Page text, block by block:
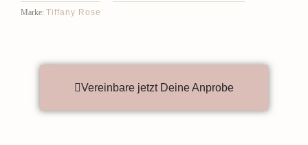
Marke: Tiffany Rose
Vereinbare jetzt Deine Anprobe